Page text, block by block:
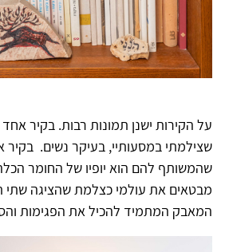
על הקירות ישנן תמונות רבות. בקיר אחד
שצילמתי במסעותיי, בעיקר נשים. בקיר
שהמשותף להם הוא יופיו של החומר
מבטאים את עולמי כצלמת שהציגה שתי
המאבק המתמיד להכיל את הפגימות